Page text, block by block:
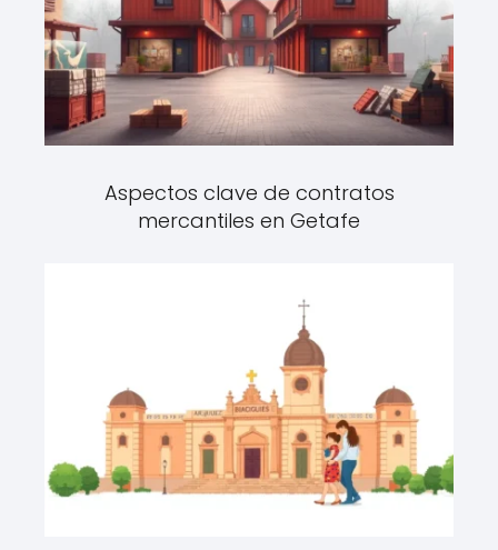
Aspectos clave de contratos
mercantiles en Getafe